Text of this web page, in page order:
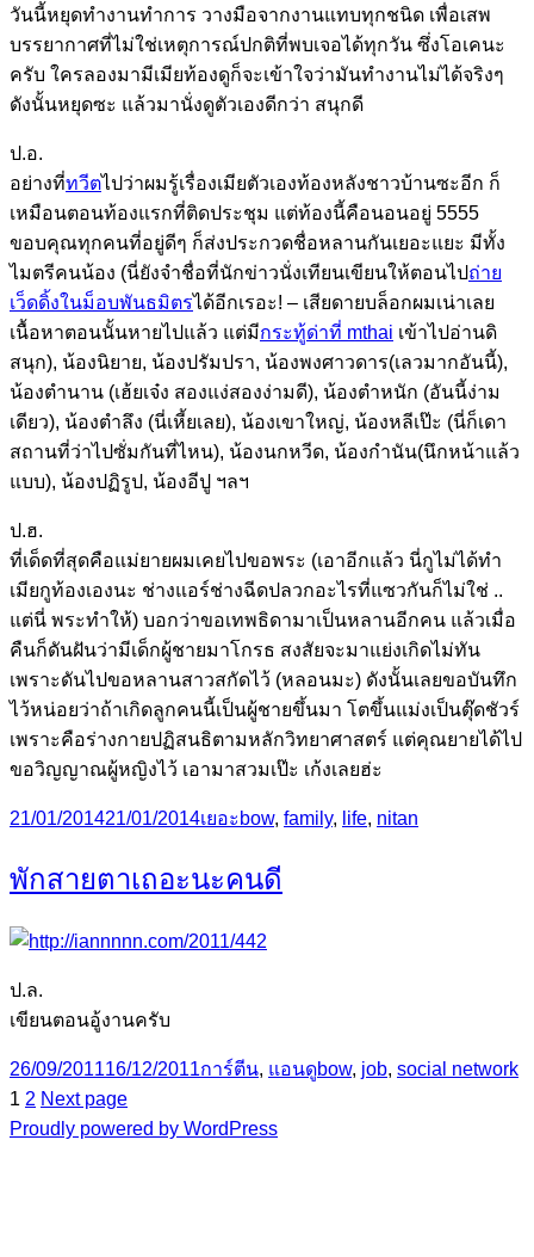
วันนี้หยุดทำงานทำการ วางมือจากงานแทบทุกชนิด เพื่อเสพ
บรรยากาศที่ไม่ใช่เหตุการณ์ปกติที่พบเจอได้ทุกวัน ซึ่งโอเคนะ
ครับ ใครลองมามีเมียท้องดูก็จะเข้าใจว่ามันทำงานไม่ได้จริงๆ
ดังนั้นหยุดซะ แล้วมานั่งดูตัวเองดีกว่า สนุกดี
ป.อ.
อย่างที่ทวีตไปว่าผมรู้เรื่องเมียตัวเองท้องหลังชาวบ้านซะอีก ก็
เหมือนตอนท้องแรกที่ติดประชุม แต่ท้องนี้คือนอนอยู่ 5555
ขอบคุณทุกคนที่อยู่ดีๆ ก็ส่งประกวดชื่อหลานกันเยอะแยะ มีทั้ง
ไมตรีคนน้อง (นี่ยังจำชื่อที่นักข่าวนั่งเทียนเขียนให้ตอนไปถ่าย
เว็ดดิ้งในม็อบพันธมิตรได้อีกเรอะ! – เสียดายบล็อกผมเน่าเลย
เนื้อหาตอนนั้นหายไปแล้ว แต่มีกระทู้ด่าที่ mthai เข้าไปอ่านดิ
สนุก), น้องนิยาย, น้องปรัมปรา, น้องพงศาวดาร(เลวมากอันนี้),
น้องตำนาน (เฮ้ยเจ๋ง สองแง่สองง่ามดี), น้องตำหนัก (อันนี้ง่าม
เดียว), น้องตำลึง (นี่เหี้ยเลย), น้องเขาใหญ่, น้องหลีเป๊ะ (นี่ก็เดา
สถานที่ว่าไปซั่มกันที่ไหน), น้องนกหวีด, น้องกำนัน(นึกหน้าแล้ว
แบบ), น้องปฏิรูป, น้องอีปู ฯลฯ
ป.ฮ.
ที่เด็ดที่สุดคือแม่ยายผมเคยไปขอพระ (เอาอีกแล้ว นี่กูไม่ได้ทำ
เมียกูท้องเองนะ ช่างแอร์ช่างฉีดปลวกอะไรที่แซวกันก็ไม่ใช่ ..
แต่นี่ พระทำให้) บอกว่าขอเทพธิดามาเป็นหลานอีกคน แล้วเมื่อ
คืนก็ดันฝันว่ามีเด็กผู้ชายมาโกรธ สงสัยจะมาแย่งเกิดไม่ทัน
เพราะดันไปขอหลานสาวสกัดไว้ (หลอนมะ) ดังนั้นเลยขอบันทึก
ไว้หน่อยว่าถ้าเกิดลูกคนนี้เป็นผู้ชายขึ้นมา โตขึ้นแม่งเป็นตุ๊ดชัวร์
เพราะคือร่างกายปฏิสนธิตามหลักวิทยาศาสตร์ แต่คุณยายได้ไป
ขอวิญญาณผู้หญิงไว้ เอามาสวมเป๊ะ เก้งเลยฮ่ะ
Posted
21/01/201421/01/2014Categories
เยอะTags
bow, family, life, nitan
พักสายตาเถอะนะคนดี
ป.ล.
เขียนตอนอู้งานครับ
Posted
on
26/09/201116/12/2011Categories
การ์ตีน, แอนดูTags
bow, job, social network
Posts
Page
1 Page
2 Next page
Proudly powered by WordPress